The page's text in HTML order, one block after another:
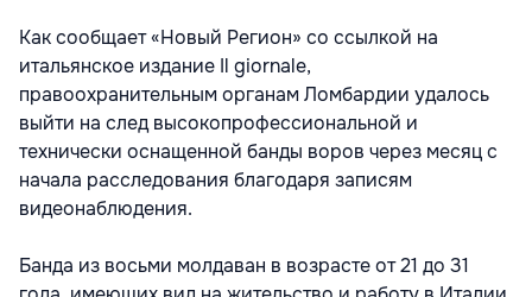
Как сообщает «Новый Регион» со ссылкой на
итальянское издание Il giornale,
правоохранительным органам Ломбардии удалось
выйти на след высокопрофессиональной и
технически оснащенной банды воров через месяц с
начала расследования благодаря записям
видеонаблюдения.
Банда из восьми молдаван в возрасте от 21 до 31